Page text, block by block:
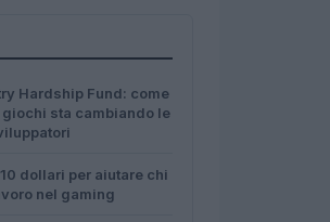
Hardship Fund: come
sta cambiando le
dollari per aiutare chi
nel gaming